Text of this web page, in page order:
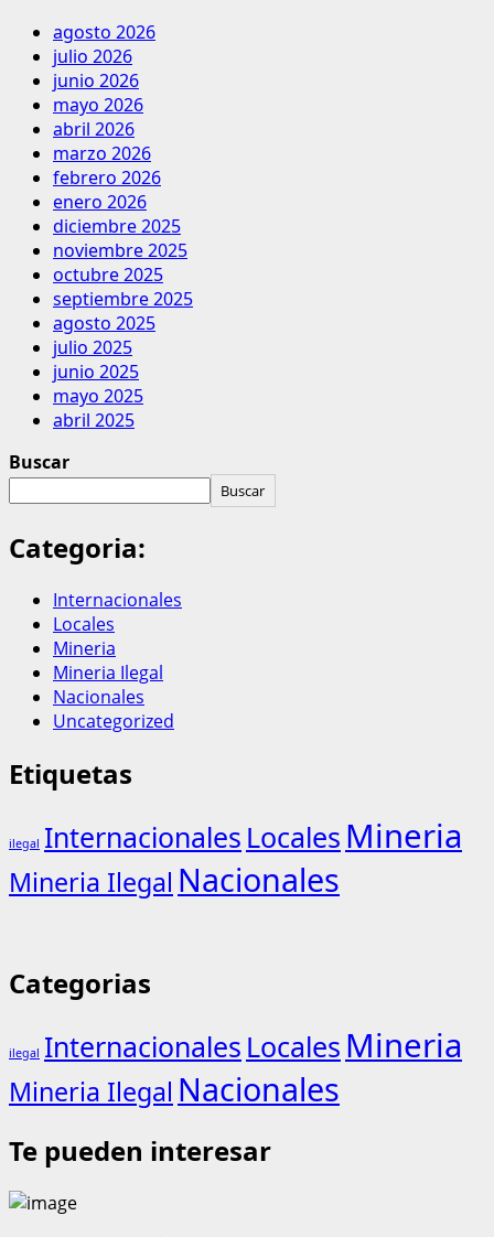
agosto 2026
julio 2026
junio 2026
mayo 2026
abril 2026
marzo 2026
febrero 2026
enero 2026
diciembre 2025
noviembre 2025
octubre 2025
septiembre 2025
agosto 2025
julio 2025
junio 2025
mayo 2025
abril 2025
Buscar
Buscar
Categoria:
Internacionales
Locales
Mineria
Mineria Ilegal
Nacionales
Uncategorized
Etiquetas
ilegal Internacionales Locales Mineria
Mineria Ilegal Nacionales
Categorias
ilegal Internacionales Locales Mineria
Mineria Ilegal Nacionales
Te pueden interesar